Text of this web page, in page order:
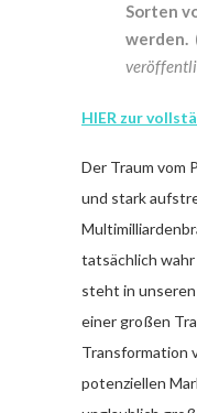
Sorten
werden.
HIER zur
Der Traum vom
und stark
tatsächlich
steht in
einer großen
Transformation
potenziellen